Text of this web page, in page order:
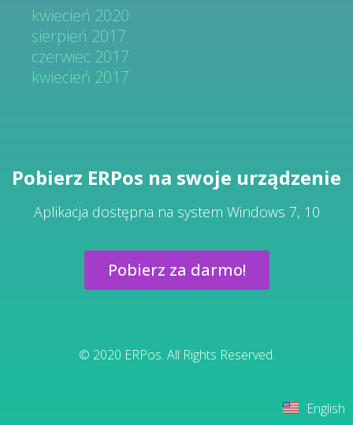
kwiecień 2020
sierpień 2017
czerwiec 2017
kwiecień 2017
Pobierz ERPos na swoje urządzenie
Aplikacja dostępna na system Windows 7, 10
Pobierz za darmo!
© 2020 ERPos. All Rights Reserved.
English